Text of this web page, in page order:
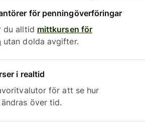
för penningöverföringar
du alltid mittkursen för
utan dolda avgifter.
i realtid
för att se hur
över tid.